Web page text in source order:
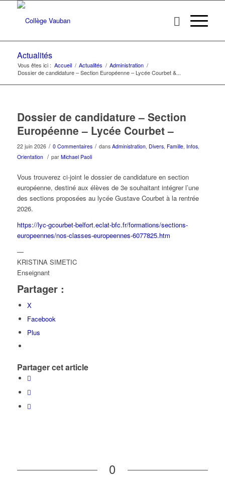
Actualités
Vous êtes ici : Accueil / Actualités / Administration /
Dossier de candidature – Section Européenne – Lycée Courbet &...
Dossier de candidature – Section
Européenne – Lycée Courbet –
22 juin 2026 / 0 Commentaires / dans Administration, Divers, Famille, Infos,
Orientation / par Michael Paoli
Vous trouverez ci-joint le dossier de candidature en section
européenne, destiné aux élèves de 3e souhaitant intégrer l’une
des sections proposées au lycée Gustave Courbet à la rentrée
2026.
https://lyc-gcourbet-belfort.eclat-bfc.fr/formations/sections-
europeennes/nos-classes-europeennes-6077825.htm
—
KRISTINA SIMETIC
Enseignant
Partager :
X
Facebook
Plus
Partager cet article
0